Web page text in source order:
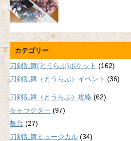
カテゴリー
刀剣乱舞(とうらぶ)ポケット (162)
刀剣乱舞（とうらぶ）イベント (36)
刀剣乱舞（とうらぶ）攻略 (62)
キャラクター (97)
舞台 (27)
刀剣乱舞ミュージカル (34)